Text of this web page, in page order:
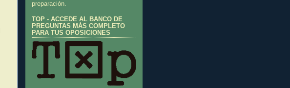
preparación.
TOP - ACCEDE AL BANCO DE
PREGUNTAS MÁS COMPLETO
PARA TUS OPOSICIONES